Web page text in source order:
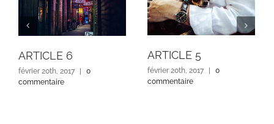
ARTICLE 6
février 20th, 2017 |
0
commentaire
ARTICLE 5
février 20th, 2017
0
commentaire